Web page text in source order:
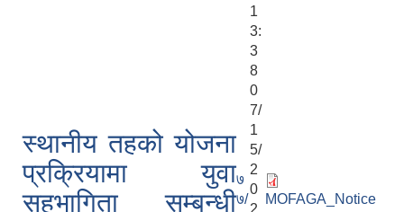
1
3:
3
8
स्थानीय तहको योजना
प्रक्रियामा युवा
सहभागिता सम्बन्धी
७
७/
0
7/
1
5/
2
0
2
MOFAGA_Notice